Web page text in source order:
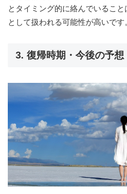
とタイミング的に絡んでいるこ
として扱われる可能性が高いです
3. 復帰時期・今後の予想